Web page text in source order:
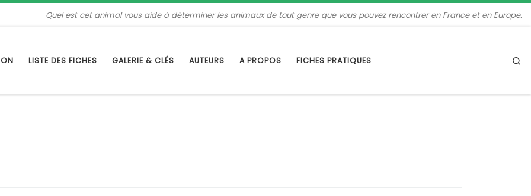
Quel est cet animal vous aide à déterminer les animaux de tout genre que vous pouvez rencontrer en France et en Europe.
LISTE DES FICHES GALERIE & CLÉS AUTEURS A PROPOS FICHES PRATIQUES